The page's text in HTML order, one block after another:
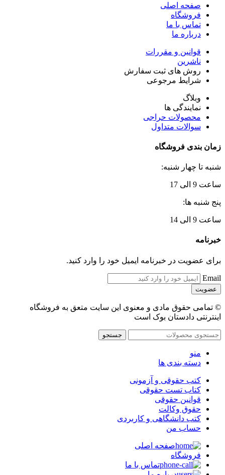
صفحه اصلی
فروشگاه
تماس با ما
درباره ما
قوانین و مقررات
ناشرین
روش های ثبت سفارش
شرایط مرجوعی
وبلاگ
نمایندگی ها
محصولات حراجی
سوالات متداول
زمان بندی فروشگاه
شنبه تا چهار شنبه:
ساعت 9 الی 17
پنج شنبه ها:
ساعت 9 الی 14
خبرنامه
برای عضویت در خبرنامه ایمیل خود را وارد کنید.
Email
© تمامی حقوق مادی و معنوی این سایت متعق به فروشگاه
اینترنتی دادستان بوک است
جستجو
منو
دسته بندی ها
کتب حقوقی و آزمونی
کتاب تست حقوقی
قوانین حقوقی
حقوق وکالت
کتب دانشگاهی و کاربردی
حساب من
صفحه اصلی
فروشگاه
تماس با ما